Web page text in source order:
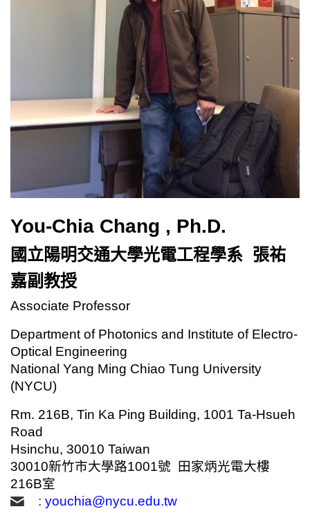
You-Chia Chang , Ph.D.
國立陽明交通大學光電工程學系 張祐
嘉副教授
Associate Professor
Department of Photonics and Institute of Electro-
Optical Engineering
National Yang Ming Chiao Tung University
(NYCU)
Rm. 216B, Tin Ka Ping Building, 1001 Ta-Hsueh
Road
Hsinchu, 30010 Taiwan
30010新竹市大學路1001號 田家炳光電大樓
216B室
: youchia@nycu.edu.tw